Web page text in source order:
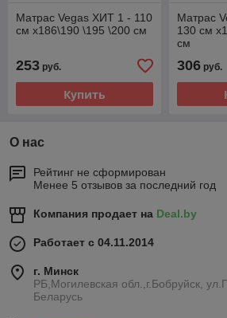
Матрас Vegas ХИТ 1 - 110
см x186\190 \195 \200 см
253 руб.
Купить
Матрас
130 см
см
306руб.
О нас
Рейтинг не сформирован
Менее 5 отзывов за последний год
Компания продает на Deal.by
Работает с 04.11.2014
г. Минск
РБ,Могилевская обл.,г.Бобруйск,
Беларусь